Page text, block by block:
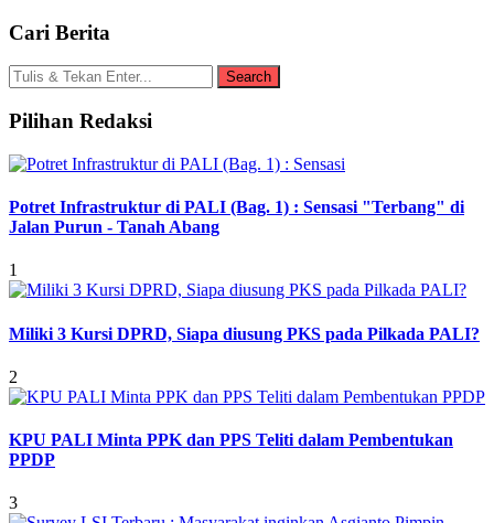
Cari Berita
Pilihan Redaksi
Potret Infrastruktur di PALI (Bag. 1) : Sensasi "Terbang" di
Jalan Purun - Tanah Abang
1
Miliki 3 Kursi DPRD, Siapa diusung PKS pada Pilkada PALI?
2
KPU PALI Minta PPK dan PPS Teliti dalam Pembentukan
PPDP
3